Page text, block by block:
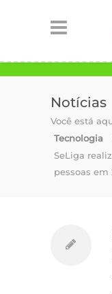
Notícias
Você está
Tecnologia
SeLiga
pessoas em